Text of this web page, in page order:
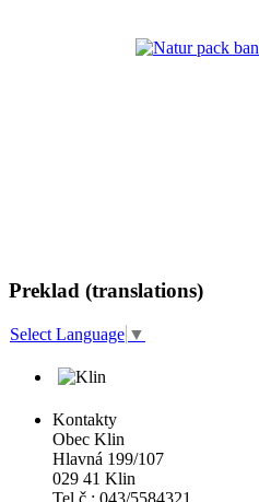
Preklad (translations)
Select Language ▼
Kontakty
Obec Klin
Hlavná 199/107
029 41 Klin
Tel.č.: 043/5584321